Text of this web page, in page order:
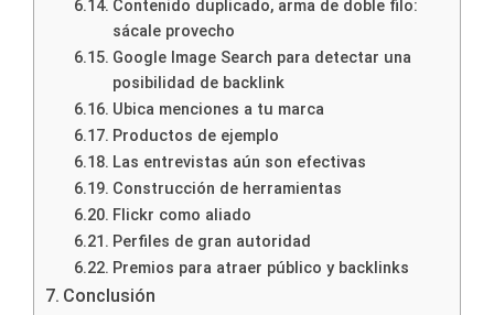
Contenido duplicado, arma de doble filo:
sácale provecho
Google Image Search para detectar una
posibilidad de backlink
Ubica menciones a tu marca
Productos de ejemplo
Las entrevistas aún son efectivas
Construcción de herramientas
Flickr como aliado
Perfiles de gran autoridad
Premios para atraer público y backlinks
Conclusión